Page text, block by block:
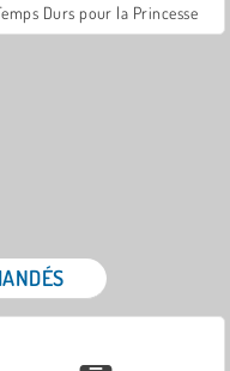
Durs pour la Princesse